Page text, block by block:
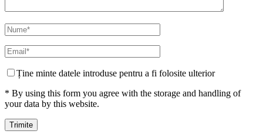
Ține minte datele introduse pentru a fi folosite ulterior
* By using this form you agree with the storage and handling of
your data by this website.